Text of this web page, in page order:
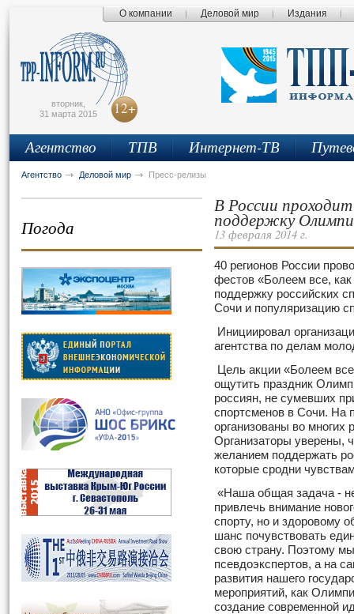
О компании Деловой мир Издания
вторник,
31 марта 2015
12+
Агентство ТПВ Интернет-ТВ
Агентство Деловой мир Пресс-релизы
Погода
В России
поддержку
13 февраля 2014 г.
40 регионов России
фестов «Болеем все,
поддержку российских
Сочи и популяризацию
Инициировал
агентства по делам
Цель акции «Болеем
ощутить праздник
россиян, не сумевших
спортсменов в Сочи. На
организованы во многих
Организаторы уверены,
желанием поддержать
которые сродни
«Наша общая задача -
привлечь внимание
спорту, но и здоровому
шанс почувствовать
свою страну. Поэтому
псевдоэкспертов, а на
развития нашего
мероприятий, как
создание современной